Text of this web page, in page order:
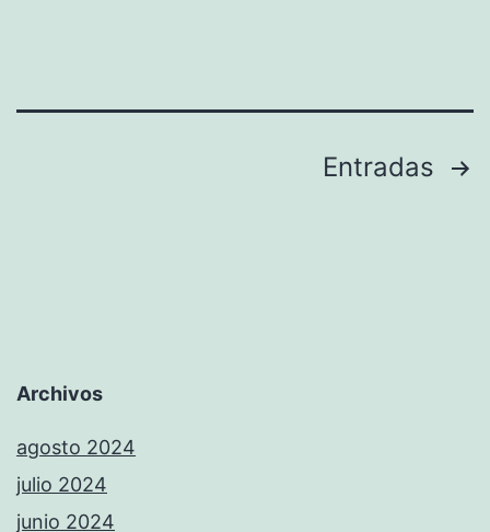
tendrá
protagonismo
Entradas
Archivos
agosto 2024
julio 2024
junio 2024